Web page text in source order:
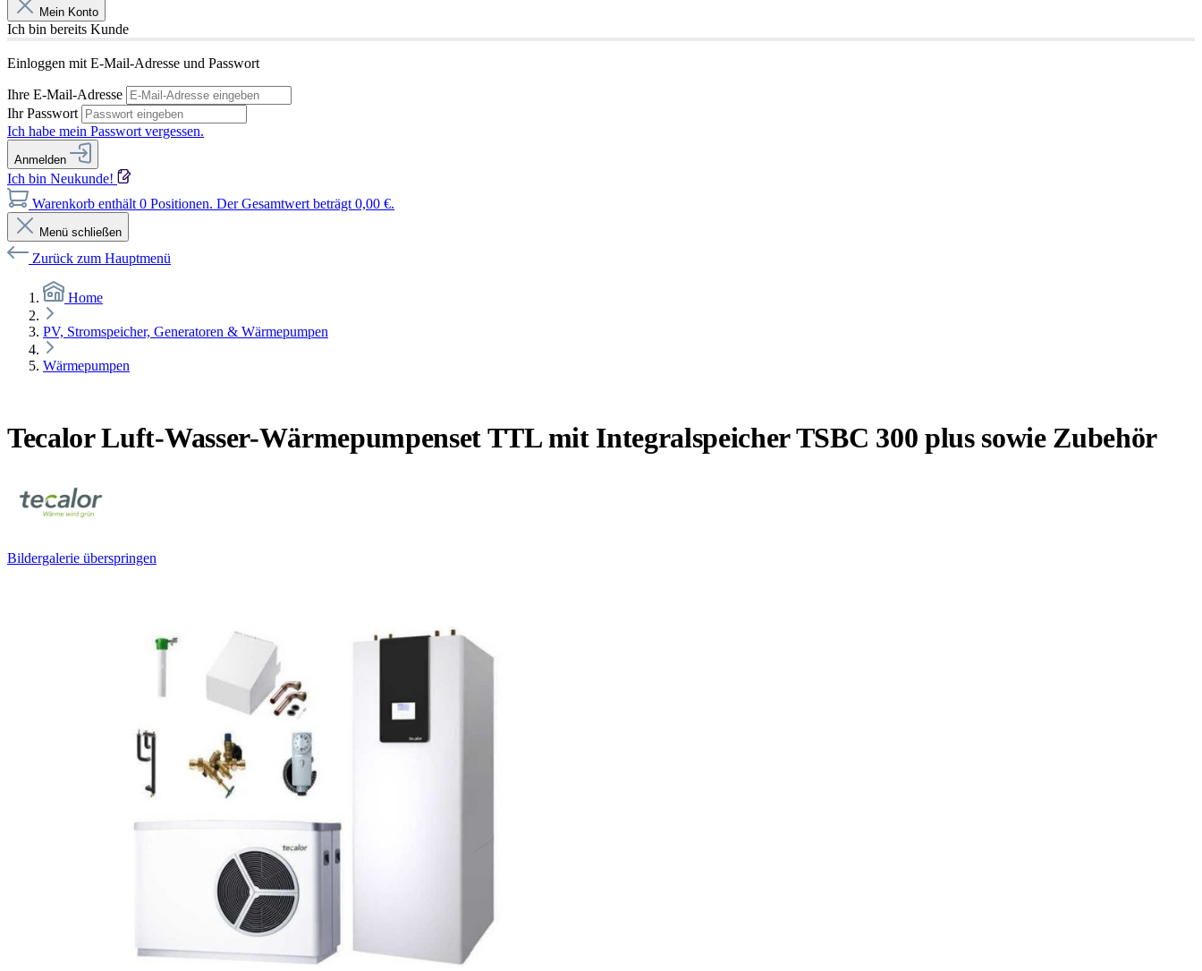
Mein Konto
Ich bin bereits Kunde
Einloggen mit E-Mail-Adresse und Passwort
Ihre E-Mail-Adresse
Ihr Passwort
Ich habe mein Passwort vergessen.
Anmelden
Ich bin Neukunde!
Warenkorb enthält 0 Positionen. Der Gesamtwert beträgt 0,00 €.
Menü schließen
Zurück zum Hauptmenü
Home
PV, Stromspeicher, Generatoren & Wärmepumpen
Wärmepumpen
Tecalor Luft-Wasser-Wärmepumpenset TTL mit Integralspeicher TSBC 300 plus sowie Zubehör
Bildergalerie überspringen